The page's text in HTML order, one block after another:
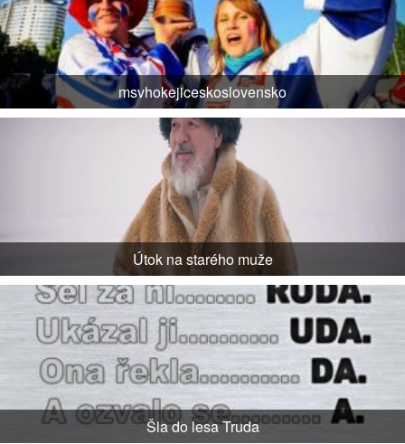
msvhokejiceskoslovensko
Útok na starého muže
Šla do lesa Truda